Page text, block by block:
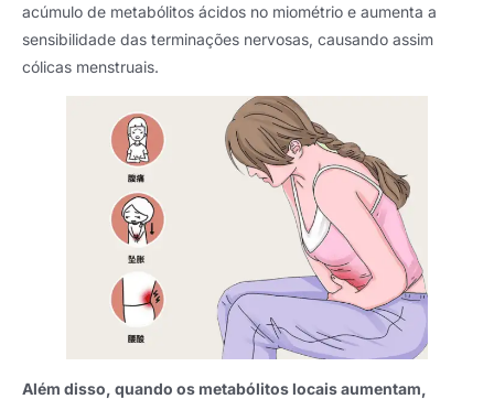
acúmulo de metabólitos ácidos no miométrio e aumenta a
sensibilidade das terminações nervosas, causando assim
cólicas menstruais.
Além disso, quando os metabólitos locais aumentam,